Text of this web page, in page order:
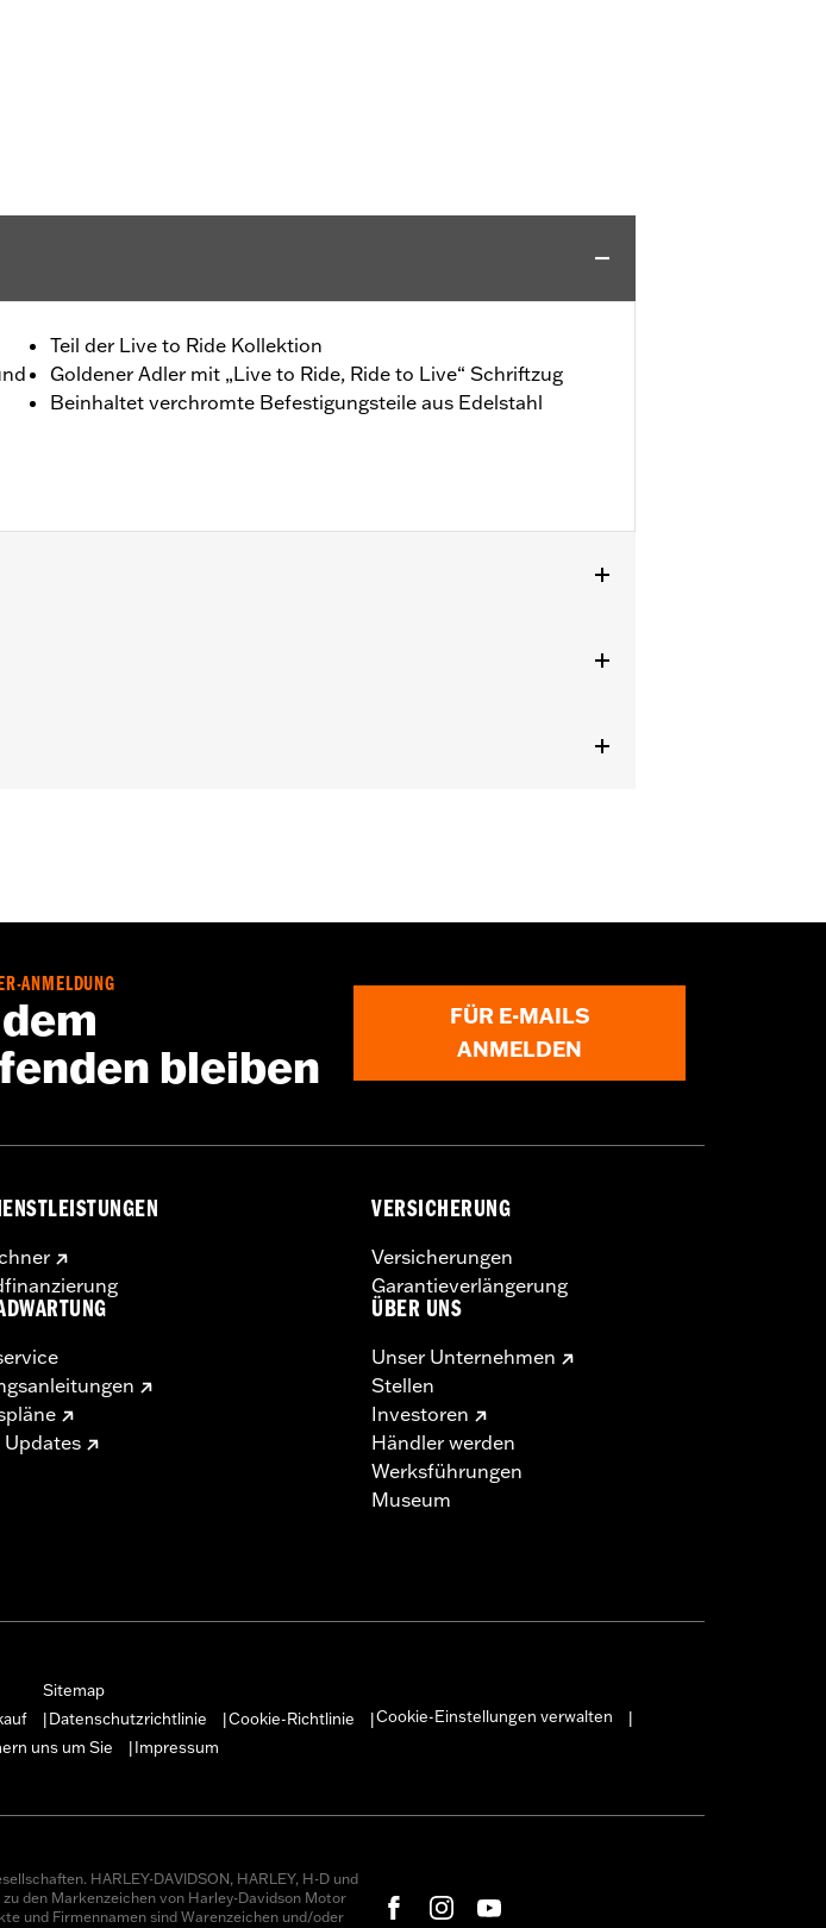
Teil der Live to Ride Kollektion
Goldener Adler mit „Live to Ride, Ride to Live“ Schriftzug
Beinhaltet verchromte Befestigungsteile aus Edelstahl
ANMELDUNG
bleiben
FÜR E-MAILS
ANMELDEN
VERSICHERUNG
Versicherungen
Garantieverlängerung
ÜBER UNS
Unser Unternehmen
Stellen
Investoren
Händler werden
Werksführungen
Museum
Sitemap
Datenschutzrichtlinie Cookie-Richtlinie Cookie-Einstellungen verwalten
uns um Sie
Impressum
HARLEY-DAVIDSON, HARLEY, H-D und
den Markenzeichen von Harley-Davidson Motor
und Firmennamen sind Warenzeichen und/oder